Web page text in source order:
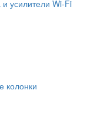
усилители Wi-Fi
колонки